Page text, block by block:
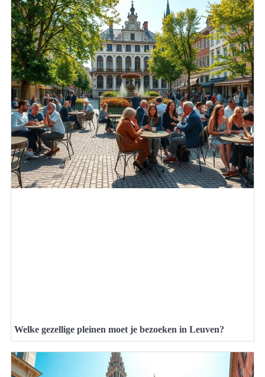
Welke gezellige pleinen moet je bezoeken in Leuven?